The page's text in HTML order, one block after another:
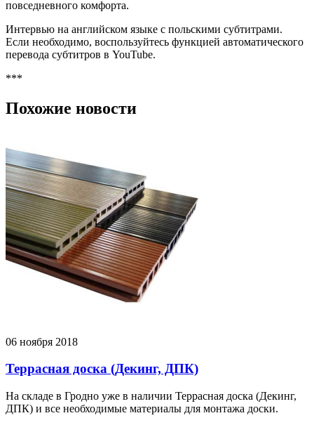
повседневного комфорта.
Интервью на английском языке с польскими субтитрами.
Если необходимо, воспользуйтесь функцией автоматического
перевода субтитров в YouTube.
***
Похожие новости
06 ноября 2018
Террасная доска (Декинг, ДПК)
На складе в Гродно уже в наличии Террасная доска (Декинг,
ДПК) и все необходимые материалы для монтажа доски.